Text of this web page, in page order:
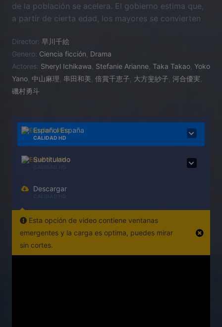
de la población se acelera. El gobierno estima que,
a partir de cierta edad, los mayores se convierten
“Plan 75”. Dicho programa propone a los ancianos
un acompañamiento logístico y financiero para
poner fin a su vida. Una candidata al Plan 75, Michi,
un reclutador del gobierno, Hiromu, y una joven
auxiliar de enfermería filipina, María, se ven
Director: 早川千絵
Genero: Ciencia ficción Drama
Actores: Sheryl Ichikawa Stefanie Arianne Taka Takao Yoko
Yano 中山麻理 串田和美 倍賞千恵子 大方斐紗子 河合優実
磯村勇斗
Español España
CALIDAD HD
Subtitulado
Descargar
Esta opción de video contiene ventanas
emergentes y la carga es optima, puedes mirar
sin cortes.